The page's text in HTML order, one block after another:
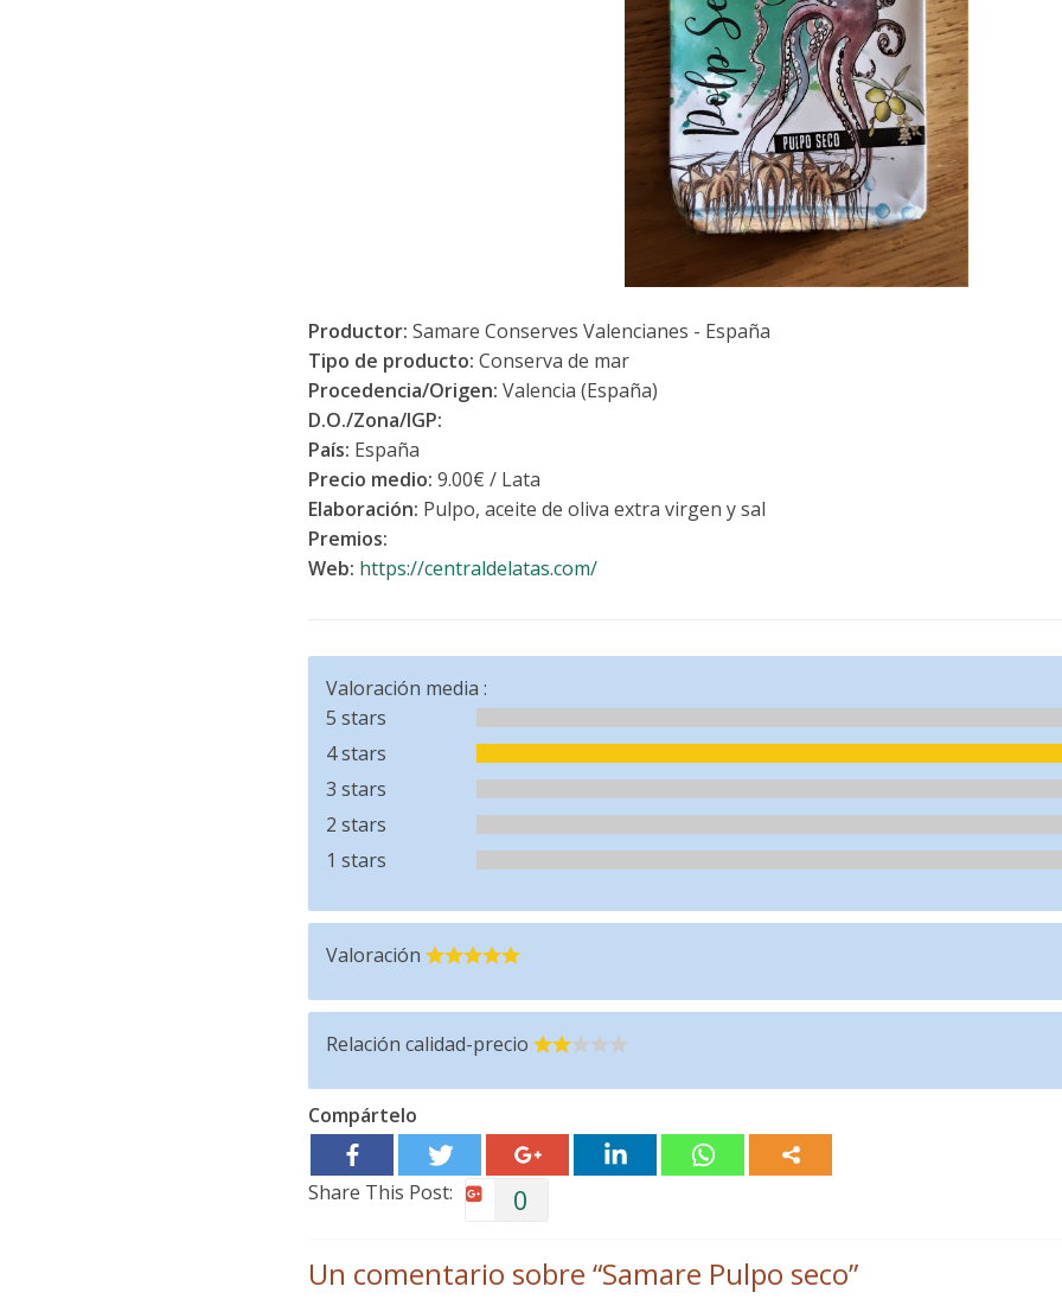
Productor: Samare Conserves Valencianes - España
Tipo de producto: Conserva de mar
Procedencia/Origen: Valencia (España)
D.O./Zona/IGP:
País: España
Precio medio: 9.00€ / Lata
Elaboración: Pulpo, aceite de oliva extra virgen y sal
Premios:
Web: https://centraldelatas.com/
Valoración media :
5 stars
4 stars
3 stars
2 stars
1 stars
Valoración
Relación calidad-precio
Compártelo
Share This Post: 0
Un comentario sobre “Samare Pulpo seco”